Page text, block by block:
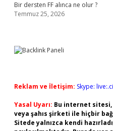
Bir dersten FF alınca ne olur ?
Temmuz 25, 2026
Reklam ve İletişim: Skype:
Yasal Uyarı: Bu internet
veya şahıs şirketi ile hiçbir
Sitede yalnızca kendi